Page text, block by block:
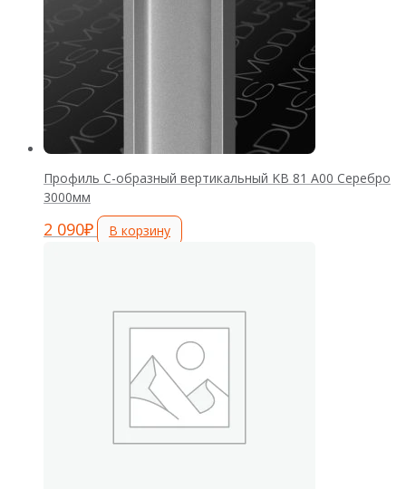
Профиль C-образный вертикальный KB 81 А00 Серебро
3000мм
2 090₽ В корзину